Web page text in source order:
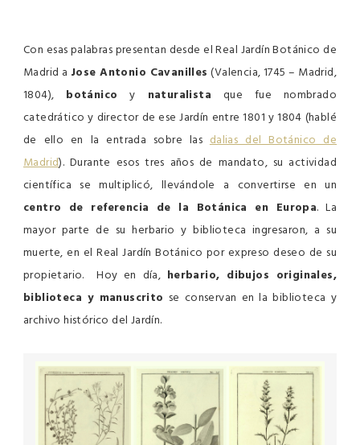
Con esas palabras presentan desde el Real Jardín Botánico de
Madrid a Jose Antonio Cavanilles (Valencia, 1745 – Madrid,
1804), botánico y naturalista que fue nombrado
catedrático y director de ese Jardín entre 1801 y 1804 (hablé
de ello en la entrada sobre las dalias del Botánico de
Madrid). Durante esos tres años de mandato, su actividad
científica se multiplicó, llevándole a convertirse en un
centro de referencia de la Botánica en Europa. La
mayor parte de su herbario y biblioteca ingresaron, a su
muerte, en el Real Jardín Botánico por expreso deseo de su
propietario. Hoy en día, herbario, dibujos originales,
biblioteca y manuscrito se conservan en la biblioteca y
archivo histórico del Jardín.